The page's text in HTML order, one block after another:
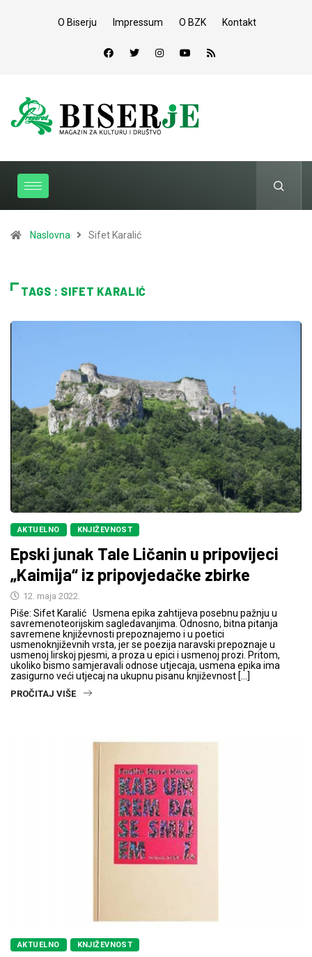
O Biserju Impressum O BZK Kontakt
Naslovna Sifet Karalić
TAGS : SIFET KARALIĆ
AKTUELNO KNJIŽEVNOST
Epski junak Tale Ličanin u pripovijeci
„Kaimija“ iz pripovjedačke zbirke
12. maja 2022.
Piše: Sifet Karalić Usmena epika zahtijeva posebnu pažnju u
savremenoteorijskim sagledavanjima. Odnosno, bitna pitanja
savremene književnosti prepoznajemo i u poetici
usmenoknjiževnih vrsta, jer se poezija naravski prepoznaje u
usmenoj lirskoj pjesmi, a proza u epici i usmenoj prozi. Pritom,
ukoliko bismo samjeravali odnose utjecaja, usmena epika ima
zasigurno veći utjecaj na ukupnu pisanu književnost […]
PROČITAJ VIŠE
AKTUELNO KNJIŽEVNOST